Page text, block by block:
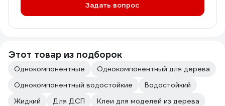
Задать вопрос
Этот товар из подборок
Однокомпонентные
Однокомпонентный для дерева
Однокомпонентный водостойкие
Водостойкий
Жидкий
Для ДСП
Клеи для моделей из дерева